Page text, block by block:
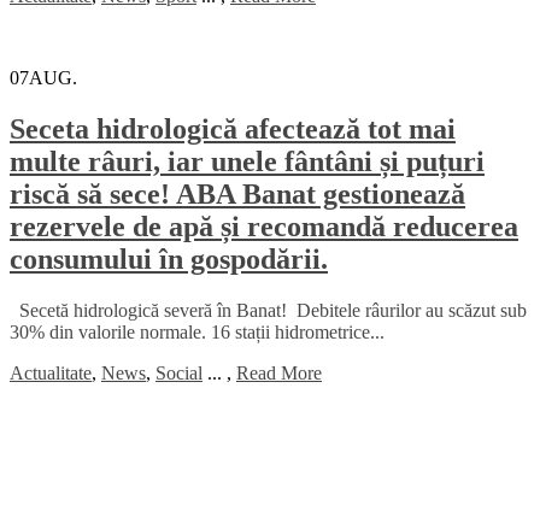
07AUG.
Seceta hidrologică afectează tot mai
multe râuri, iar unele fântâni și puțuri
riscă să sece! ABA Banat gestionează
rezervele de apă și recomandă reducerea
consumului în gospodării.
Secetă hidrologică severă în Banat! Debitele râurilor au scăzut sub
30% din valorile normale. 16 stații hidrometrice...
Actualitate, News, Social ... , Read More